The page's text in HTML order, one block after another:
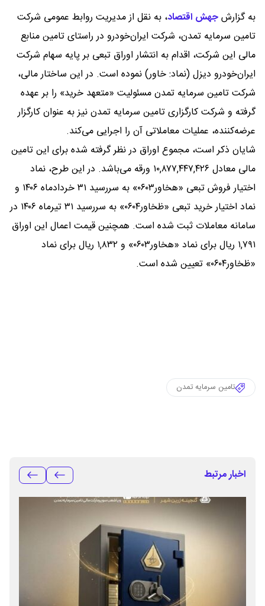
به گزارشجهش اقتصاد، به نقل از مدیریت روابط عمومی شرکت
تامین سرمایه تمدن، شرکت ایران‌خودرو در راستای تامین منابع
مالی این شرکت، اقدام به انتشار اوراق تبعی بر پایه سهام شرکت
ایران‌خودرو دیزل (نماد: خاور) نموده است. در این ساختار مالی،
شرکت تامین سرمایه تمدن مسئولیت «متعهد خرید» را بر عهده
گرفته و شرکت کارگزاری تامین سرمایه تمدن نیز به عنوان کارگزار
عرضه‌کننده، عملیات معاملاتی آن را اجرایی می‌کند.
شایان ذکر است، مجموع اوراق در نظر گرفته شده برای این تامین
مالی معادل ۱۰,۸۷۷,۴۴۷,۴۲۶ ورقه می‌باشد. در این طرح، نماد
اختیار فروش تبعی «هخاور۰۶۰۳» به سررسید ۳۱ خردادماه ۱۴۰۶ و
نماد اختیار خرید تبعی «ظخاور۰۶۰۴» به سررسید ۳۱ تیرماه ۱۴۰۶ در
سامانه معاملات ثبت شده است. همچنین قیمت اعمال این اوراق
۱,۷۹۱ ریال برای نماد «هخاور۰۶۰۳» و ۱,۸۳۲ ریال برای نماد
«ظخاور۰۶۰۴» تعیین شده است.
تامین سرمایه تمدن
اخبار مرتبط